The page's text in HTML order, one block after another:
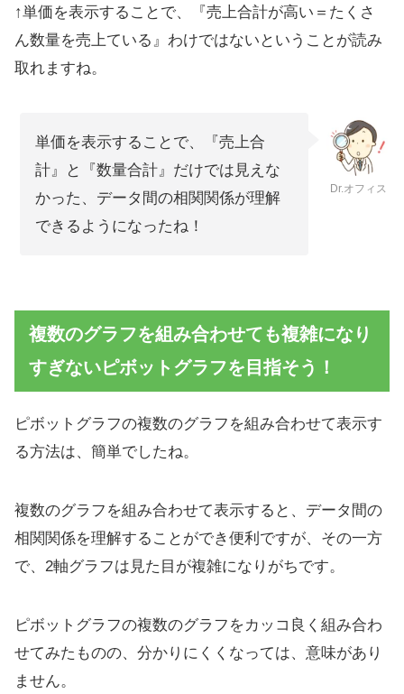
↑単価を表示することで、『売上合計が高い＝たくさ
ん数量を売上ている』わけではないということが読み
取れますね。
単価を表示することで、『売上合
計』と『数量合計』だけでは見えな
かった、データ間の相関関係が理解
できるようになったね！
Dr.オフィス
複数のグラフを組み合わせても複雑になり
すぎないピボットグラフを目指そう！
ピボットグラフの複数のグラフを組み合わせて表示す
る方法は、簡単でしたね。
複数のグラフを組み合わせて表示すると、データ間の
相関関係を理解することができ便利ですが、その一方
で、2軸グラフは見た目が複雑になりがちです。
ピボットグラフの複数のグラフをカッコ良く組み合わ
せてみたものの、分かりにくくなっては、意味があり
ません。